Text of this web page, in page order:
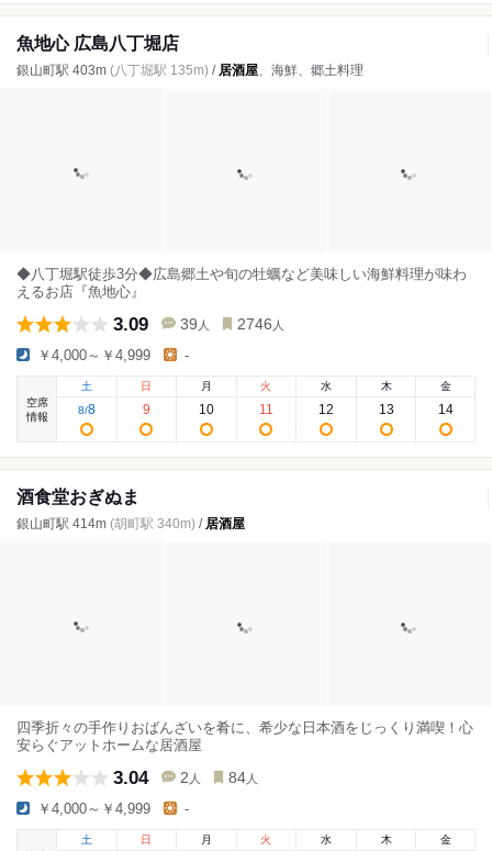
魚地心 広島八丁堀店
銀山町駅 403m (八丁堀駅 135m) / 居酒屋、海鮮、郷土料理
◆八丁堀駅徒歩3分◆広島郷土や旬の牡蠣など美味しい海鮮料理が味わ
えるお店『魚地心』
3.09 39 人 2746 人
￥4,000～￥4,999 -
空席
情報
土
8/8
日
9
月
10
火
11
水
12
木
13
金
14
酒食堂おぎぬま
銀山町駅 414m (胡町駅 340m) / 居酒屋
四季折々の手作りおばんざいを肴に、希少な日本酒をじっくり満喫！心
安らぐアットホームな居酒屋
3.04 2 人 84 人
￥4,000～￥4,999 -
土
日 月 火 水 木 金